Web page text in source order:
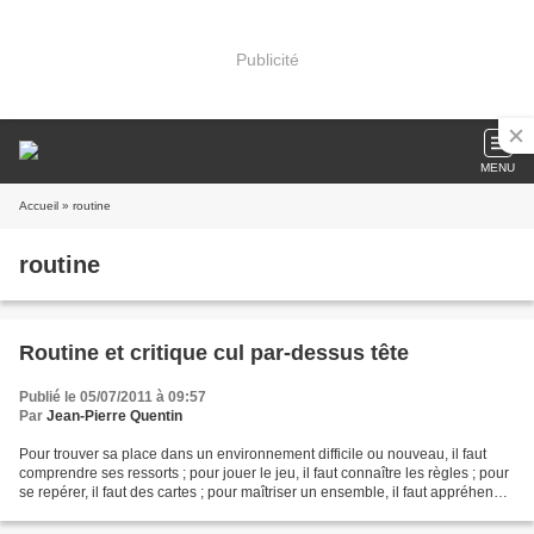
Publicité
MENU
Accueil » routine
routine
Routine et critique cul par-dessus tête
Publié le 05/07/2011 à 09:57
Par Jean-Pierre Quentin
Pour trouver sa place dans un environnement difficile ou nouveau, il faut
comprendre ses ressorts ; pour jouer le jeu, il faut connaître les règles ; pour
se repérer, il faut des cartes ; pour maîtriser un ensemble, il faut appréhender